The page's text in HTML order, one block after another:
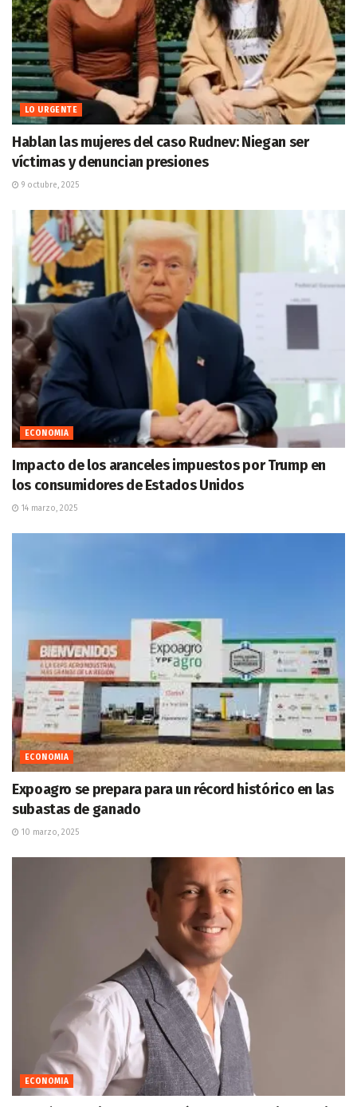
LO URGENTE
Hablan las mujeres del caso Rudnev: Niegan ser
víctimas y denuncian presiones
9 octubre, 2025
ECONOMIA
Impacto de los aranceles impuestos por Trump en
los consumidores de Estados Unidos
14 marzo, 2025
ECONOMIA
Expoagro se prepara para un récord histórico en las
subastas de ganado
10 marzo, 2025
ECONOMIA